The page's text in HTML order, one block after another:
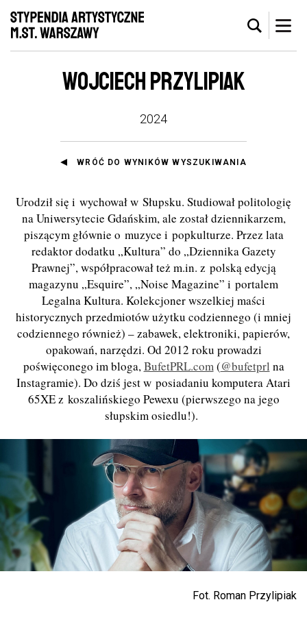
WOJCIECH PRZYLIPIAK
2024
WRÓĆ DO WYNIKÓW WYSZUKIWANIA
Urodził się i wychował w Słupsku. Studiował politologię
na Uniwersytecie Gdańskim, ale został dziennikarzem,
piszącym głównie o muzyce i popkulturze. Przez lata
redaktor dodatku „Kultura” do „Dziennika Gazety
Prawnej”, współpracował też m.in. z polską edycją
magazynu „Esquire”, „Noise Magazine” i portalem
Legalna Kultura. Kolekcjoner wszelkiej maści
historycznych przedmiotów użytku codziennego (i mniej
codziennego również) –­­­ zabawek, elektroniki, papierów,
opakowań, narzędzi. Od 2012 roku prowadzi
poświęconego im bloga,BufetPRL.com(@bufetprl na
Instagramie). Do dziś jest w posiadaniu komputera Atari
65XE z koszalińskiego Pewexu (pierwszego na jego
słupskim osiedlu!).
Fot. Roman Przylipiak